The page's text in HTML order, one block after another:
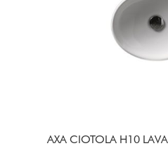
AXA CIOTOLA H10